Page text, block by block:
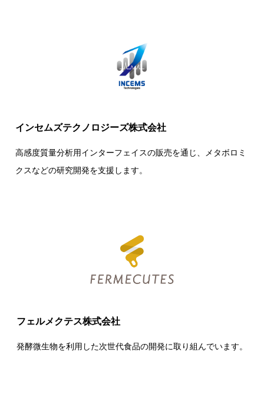
インセムズテクノロジーズ株式会社
高感度質量分析用インターフェイスの販売を通じ、メタボロミ
クスなどの研究開発を支援します。
フェルメクテス株式会社
発酵微生物を利用した次世代食品の開発に取り組んでいます。